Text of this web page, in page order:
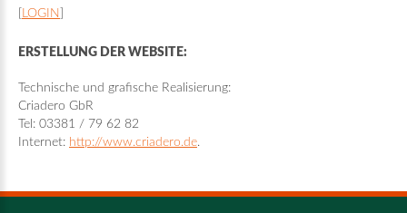
LOGIN
ERSTELLUNG DER WEBSITE:
Technische und grafische Realisierung:
Criadero GbR
Tel: 03381 / 79 62 82
Internet: http://www.criadero.de.